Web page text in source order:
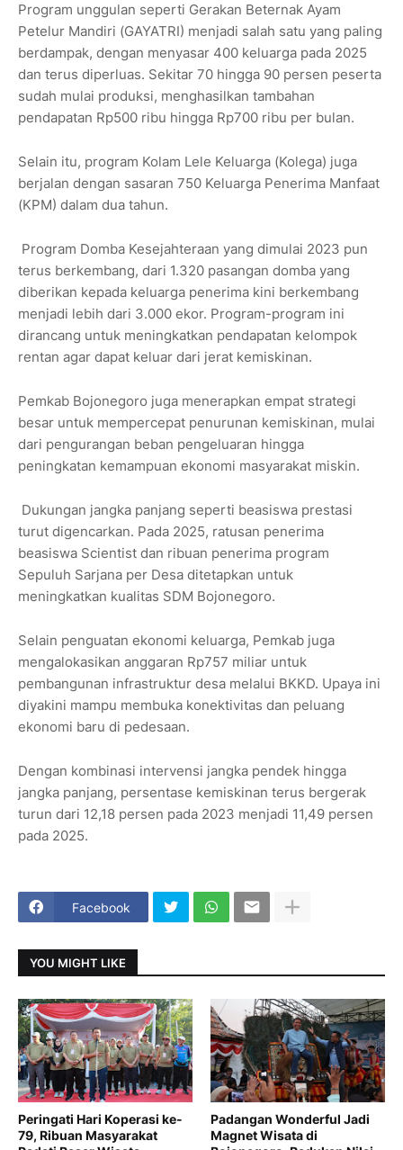
Program unggulan seperti Gerakan Beternak Ayam
Petelur Mandiri (GAYATRI) menjadi salah satu yang paling
berdampak, dengan menyasar 400 keluarga pada 2025
dan terus diperluas. Sekitar 70 hingga 90 persen peserta
sudah mulai produksi, menghasilkan tambahan
pendapatan Rp500 ribu hingga Rp700 ribu per bulan.
Selain itu, program Kolam Lele Keluarga (Kolega) juga
berjalan dengan sasaran 750 Keluarga Penerima Manfaat
(KPM) dalam dua tahun.
Program Domba Kesejahteraan yang dimulai 2023 pun
terus berkembang, dari 1.320 pasangan domba yang
diberikan kepada keluarga penerima kini berkembang
menjadi lebih dari 3.000 ekor. Program-program ini
dirancang untuk meningkatkan pendapatan kelompok
rentan agar dapat keluar dari jerat kemiskinan.
Pemkab Bojonegoro juga menerapkan empat strategi
besar untuk mempercepat penurunan kemiskinan, mulai
dari pengurangan beban pengeluaran hingga
peningkatan kemampuan ekonomi masyarakat miskin.
Dukungan jangka panjang seperti beasiswa prestasi
turut digencarkan. Pada 2025, ratusan penerima
beasiswa Scientist dan ribuan penerima program
Sepuluh Sarjana per Desa ditetapkan untuk
meningkatkan kualitas SDM Bojonegoro.
Selain penguatan ekonomi keluarga, Pemkab juga
mengalokasikan anggaran Rp757 miliar untuk
pembangunan infrastruktur desa melalui BKKD. Upaya ini
diyakini mampu membuka konektivitas dan peluang
ekonomi baru di pedesaan.
Dengan kombinasi intervensi jangka pendek hingga
jangka panjang, persentase kemiskinan terus bergerak
turun dari 12,18 persen pada 2023 menjadi 11,49 persen
pada 2025.
Facebook
YOU MIGHT LIKE
Peringati Hari Koperasi ke-
79, Ribuan Masyarakat
Padangan Wonderful Jadi
Magnet Wisata di